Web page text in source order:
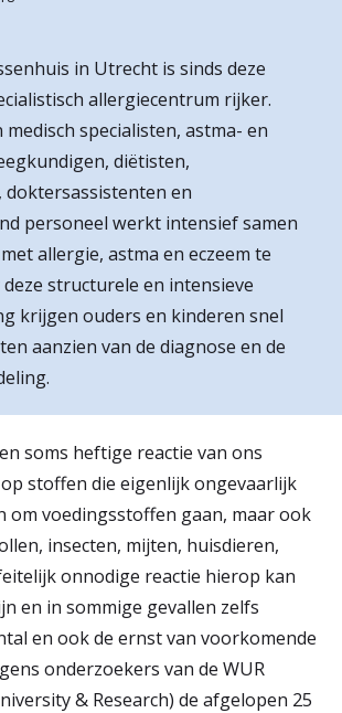
in Utrecht is sinds deze
allergiecentrum rijker.
medisch specialisten, astma- en
diëtisten,
doktersassistenten en
personeel werkt intensief samen
allergie, astma en eczeem te
structurele en intensieve
krijgen ouders en kinderen snel
aanzien van de diagnose en de
soms heftige reactie van ons
stoffen die eigenlijk ongevaarlijk
om voedingsstoffen gaan, maar ook
insecten, mijten, huisdieren,
onnodige reactie hierop kan
en in sommige gevallen zelfs
en ook de ernst van voorkomende
onderzoekers van de WUR
& Research) de afgelopen 25